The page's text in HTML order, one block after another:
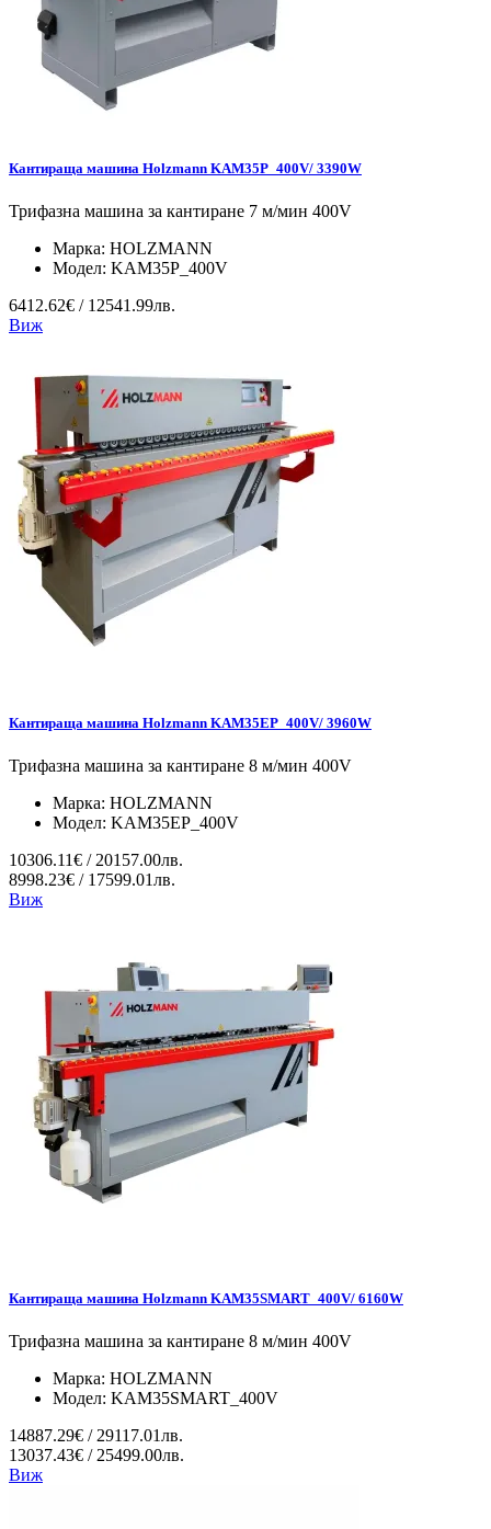
Кантираща машина Holzmann KAM35P_400V/ 3390W
Трифазна машина за кантиране 7 м/мин 400V
Марка: HOLZMANN
Модел: KAM35P_400V
6412.62€ / 12541.99лв.
Виж
Кантираща машина Holzmann KAM35EP_400V/ 3960W
Трифазна машина за кантиране 8 м/мин 400V
Марка: HOLZMANN
Модел: KAM35EP_400V
10306.11€ / 20157.00лв.
8998.23€ / 17599.01лв.
Виж
Кантираща машина Holzmann KAM35SMART_400V/ 6160W
Трифазна машина за кантиране 8 м/мин 400V
Марка: HOLZMANN
Модел: KAM35SMART_400V
14887.29€ / 29117.01лв.
13037.43€ / 25499.00лв.
Виж